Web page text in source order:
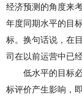
经济预测的角度来
年度同期水平的目
标。换句话说，在
司在以前运营中已
低水平的目标
标评价产生影响，